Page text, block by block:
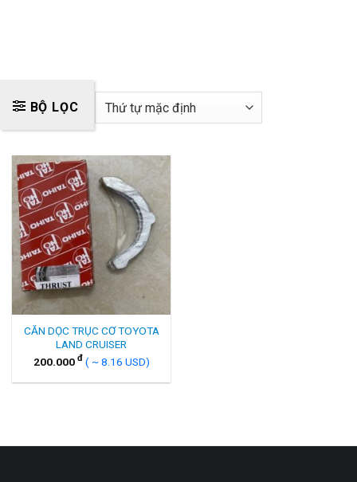
BỘ LỌC
CĂN DỌC TRỤC CƠ TOYOTA
LAND CRUISER
200.000 đ ( ~ 8.16 USD)